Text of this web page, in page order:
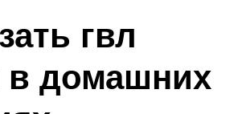
гвл
домашних